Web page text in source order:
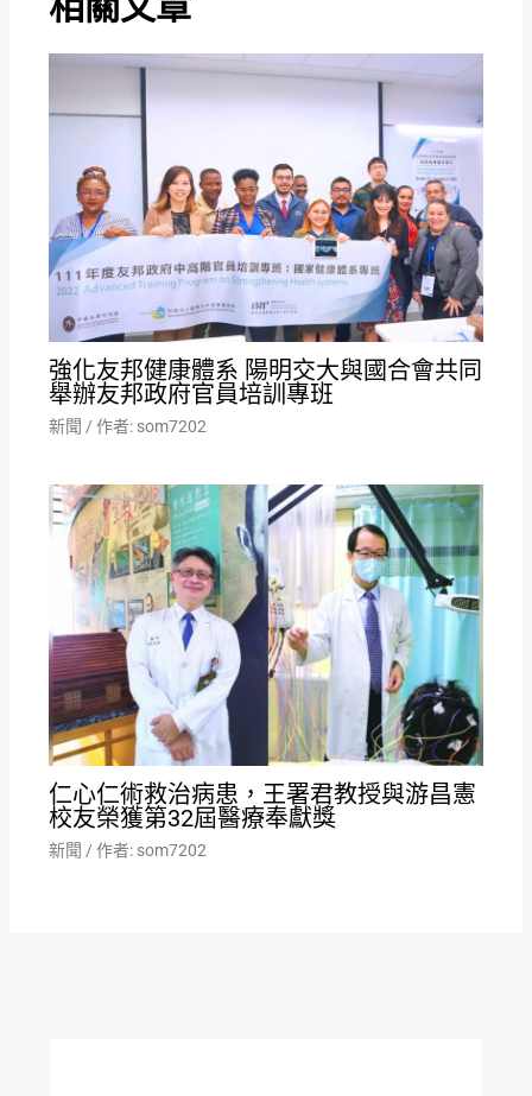
強化友邦健康體系 陽明交大與國合會共同
舉辦友邦政府官員培訓專班
新聞 / 作者: som7202
仁心仁術救治病患，王署君教授與游昌憲
校友榮獲第32屆醫療奉獻獎
新聞 / 作者: som7202